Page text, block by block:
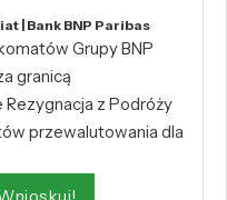
| Bank BNP Paribas
Grupy BNP
granicą
z Podróży
przewalutowania dla